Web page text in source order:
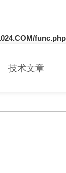
func.php
技术文章